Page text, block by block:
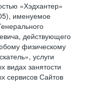
«Хэдхантер»
именуемое
действующего
физическому
услуги
видах занятости
сервисов Сайтов